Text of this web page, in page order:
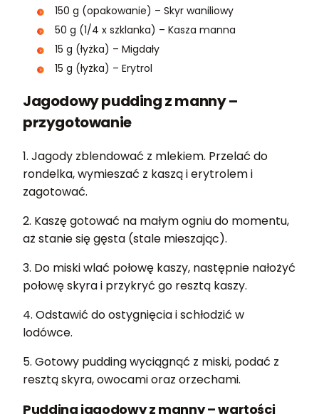
150 g (opakowanie) – Skyr waniliowy
50 g (1/4 x szklanka) – Kasza manna
15 g (łyżka) – Migdały
15 g (łyżka) – Erytrol
Jagodowy pudding z manny –
przygotowanie
1. Jagody zblendować z mlekiem. Przelać do
rondelka, wymieszać z kaszą i erytrolem i
zagotować.
2. Kaszę gotować na małym ogniu do momentu,
aż stanie się gęsta (stale mieszając).
3. Do miski wlać połowę kaszy, następnie nałożyć
połowę skyra i przykryć go resztą kaszy.
4. Odstawić do ostygnięcia i schłodzić w
lodówce.
5. Gotowy pudding wyciągnąć z miski, podać z
resztą skyra, owocami oraz orzechami.
Pudding jagodowy z manny – wartości